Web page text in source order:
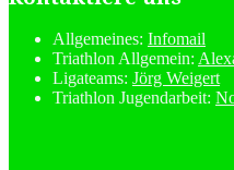
Allgemeines: Infomail
Triathlon Allgemein:
Ligateams: Jörg Weigert
Triathlon Jugendarbeit: